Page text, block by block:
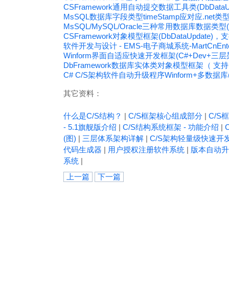
CSFramework通用自动提交数据工具类
MsSQL数据库字段类型timeStamp应对应.net类
MsSQL/MySQL/Oracle三种常用数据库数据类型
CSFramework对象模型框架(DbDataUpdate)，
软件开发与设计 - EMS-电子商城系统-
Winform界面自适应快速开发框架(C#+Dev+三
DbFramework数据库实体类对象模型框架（ 支
C# C/S架构软件自动升级程序Winform+多数据
其它资料：
什么是C/S结构？ | C/S框架核心组成部分 | C/S
- 5.1旗舰版介绍 | C/S结构系统框架 - 功能介绍 |
(图) | 三层体系架构详解 | C/S架构轻量级快速开
代码生成器 | 用户授权注册软件系统 | 版本自动
系统 |
上一篇
下一篇